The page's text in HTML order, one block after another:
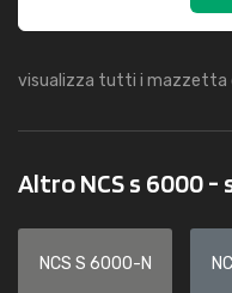
visualizza tutti i mazzetta
Altro NCS s 6000 -
NCS S 6000-N